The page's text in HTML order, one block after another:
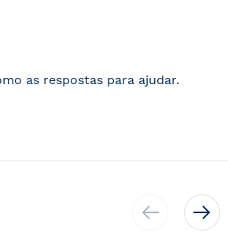
as respostas para ajudar.